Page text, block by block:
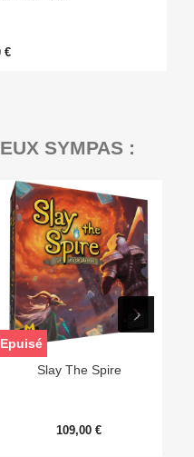
€
SYMPAS :
Slay The Spire
109,00 €
Epuisé